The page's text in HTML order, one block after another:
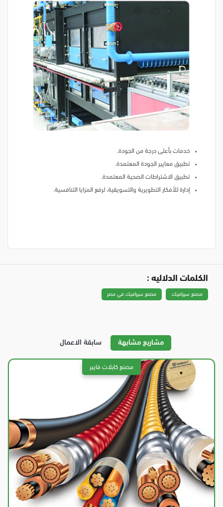
خدمات بأعلى درجة من الجودة.
تطبيق معايير الجودة المعتمدة.
تطبيق الاشتراطات الصحية المعتمدة.
إدارة للأفكار التطويرية والتسويقية، لرفع المزايا التنافسية.
الكلمات الدلاليه :
مصنع سيراميك مصنع سيراميك في مصر
مشاريع مشابهة سابقة الاعمال